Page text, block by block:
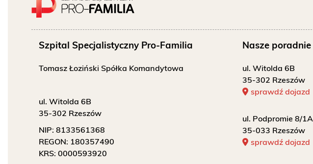
ONKOLOGIA
Bezpłatne badania laboratoryjne
przez cały okres trwania ciąży
Szpital Specjalistyczny Pro-Familia
Tomasz Łoziński Spółka Komandytowa
ul. Witolda 6B
35-302 Rzeszów
NIP: 8133561368
REGON: 180357490
KRS: 0000593920
Nasze poradnie
ul. Witolda 6B
35-302 Rzeszów
sprawdź dojazd
ul. Podpromie 8/1A
35-033 Rzeszów
sprawdź dojazd